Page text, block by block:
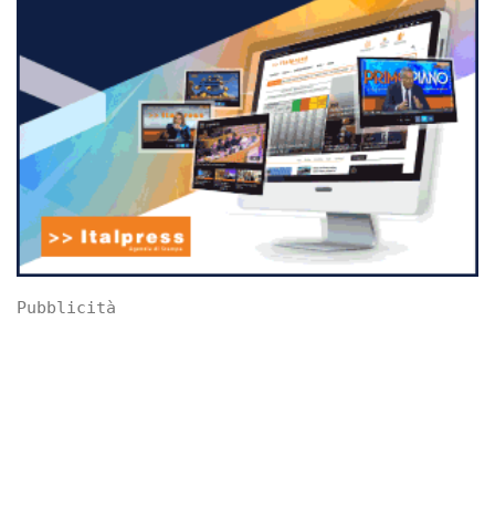
Pubblicità